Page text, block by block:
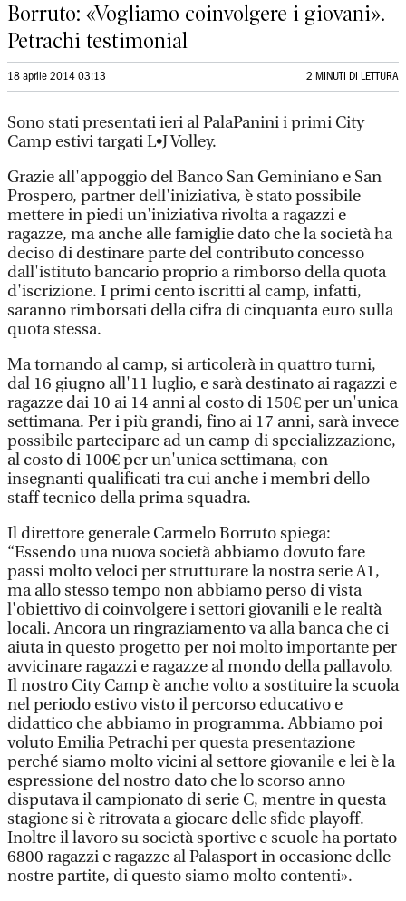
Borruto: «Vogliamo coinvolgere i giovani».
Petrachi testimonial
18 aprile 2014 03:13 2 MINUTI DI LETTURA
Sono stati presentati ieri al PalaPanini i primi City
Camp estivi targati L•J Volley.
Grazie all'appoggio del Banco San Geminiano e San
Prospero, partner dell'iniziativa, è stato possibile
mettere in piedi un'iniziativa rivolta a ragazzi e
ragazze, ma anche alle famiglie dato che la società ha
deciso di destinare parte del contributo concesso
dall'istituto bancario proprio a rimborso della quota
d'iscrizione. I primi cento iscritti al camp, infatti,
saranno rimborsati della cifra di cinquanta euro sulla
quota stessa.
Ma tornando al camp, si articolerà in quattro turni,
dal 16 giugno all'11 luglio, e sarà destinato ai ragazzi e
ragazze dai 10 ai 14 anni al costo di 150€ per un'unica
settimana. Per i più grandi, fino ai 17 anni, sarà invece
possibile partecipare ad un camp di specializzazione,
al costo di 100€ per un'unica settimana, con
insegnanti qualificati tra cui anche i membri dello
staff tecnico della prima squadra.
Il direttore generale Carmelo Borruto spiega:
“Essendo una nuova società abbiamo dovuto fare
passi molto veloci per strutturare la nostra serie A1,
ma allo stesso tempo non abbiamo perso di vista
l'obiettivo di coinvolgere i settori giovanili e le realtà
locali. Ancora un ringraziamento va alla banca che ci
aiuta in questo progetto per noi molto importante per
avvicinare ragazzi e ragazze al mondo della pallavolo.
Il nostro City Camp è anche volto a sostituire la scuola
nel periodo estivo visto il percorso educativo e
didattico che abbiamo in programma. Abbiamo poi
voluto Emilia Petrachi per questa presentazione
perché siamo molto vicini al settore giovanile e lei è la
espressione del nostro dato che lo scorso anno
disputava il campionato di serie C, mentre in questa
stagione si è ritrovata a giocare delle sfide playoff.
Inoltre il lavoro su società sportive e scuole ha portato
6800 ragazzi e ragazze al Palasport in occasione delle
nostre partite, di questo siamo molto contenti».